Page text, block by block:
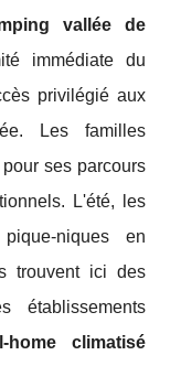
vallée de
immédiate du
privilégié aux
Les familles
ses parcours
L'été, les
niques en
trouvent ici des
établissements
home climatisé